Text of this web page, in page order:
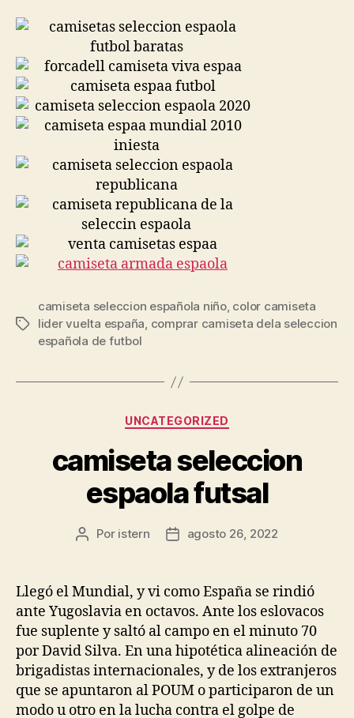
Etiquetas
camiseta seleccion española niño, color camiseta
lider vuelta españa, comprar camiseta dela seleccion
española de futbol
Categorías
UNCATEGORIZED
camiseta seleccion
espaola futsal
Autor
entrada
Por istern
Fecha
entrada
agosto 26, 2022
Llegó el Mundial, y vi como España se rindió
ante Yugoslavia en octavos. Ante los eslovacos
fue suplente y saltó al campo en el minuto 70
por David Silva. En una hipotética alineación de
brigadistas internacionales, y de los extranjeros
que se apuntaron al POUM o participaron de un
modo u otro en la lucha contra el golpe de